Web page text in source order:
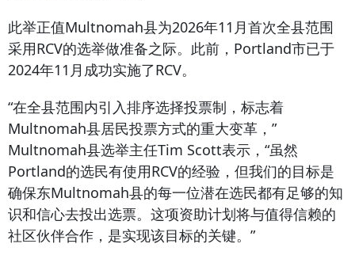
此举正值Multnomah县为2026年11月首次全县范围
采用RCV的选举做准备之际。此前，Portland市已于
2024年11月成功实施了RCV。
“在全县范围内引入排序选择投票制，标志着
Multnomah县居民投票方式的重大变革，”
Multnomah县选举主任Tim Scott表示，“虽然
Portland的选民有使用RCV的经验，但我们的目标是
确保东Multnomah县的每一位潜在选民都有足够的知
识和信心去投出选票。这项资助计划将与值得信赖的
社区伙伴合作，是实现该目标的关键。”